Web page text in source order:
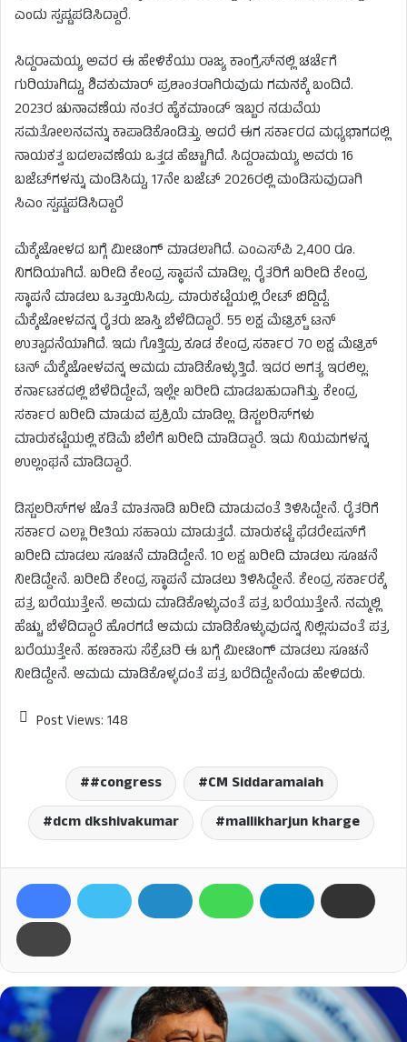
ಎಂದು ಸ್ಪಷ್ಟಪಡಿಸಿದ್ದಾರೆ.
ಸಿದ್ದರಾಮಯ್ಯ ಅವರ ಈ ಹೇಳಿಕೆಯು ರಾಜ್ಯ ಕಾಂಗ್ರೆಸ್‌ನಲ್ಲಿ ಚರ್ಚೆಗೆ
ಗುರಿಯಾಗಿದ್ದು, ಶಿವಕುಮಾರ್ ಪ್ರಶಾಂತರಾಗಿರುವುದು ಗಮನಕ್ಕೆ ಬಂದಿದೆ.
2023ರ ಚುನಾವಣೆಯ ನಂತರ ಹೈಕಮಾಂಡ್ ಇಬ್ಬರ ನಡುವೆಯ
ಸಮತೋಲನವನ್ನು ಕಾಪಾಡಿಕೊಂಡಿತ್ತು. ಆದರೆ ಈಗ ಸರ್ಕಾರದ ಮಧ್ಯಭಾಗದಲ್ಲಿ
ನಾಯಕತ್ವ ಬದಲಾವಣೆಯ ಒತ್ತಡ ಹೆಚ್ಚಾಗಿದೆ. ಸಿದ್ದರಾಮಯ್ಯ ಅವರು 16
ಬಜೆಟ್‌ಗಳನ್ನು ಮಂಡಿಸಿದ್ದು, 17ನೇ ಬಜೆಟ್ 2026ರಲ್ಲಿ ಮಂಡಿಸುವುದಾಗಿ
ಸಿಎಂ ಸ್ಪಷ್ಟಪಡಿಸಿದ್ದಾರೆ
ಮೆಕ್ಕೆಜೋಳದ ಬಗ್ಗೆ ಮೀಟಿಂಗ್ ಮಾಡಲಾಗಿದೆ. ಎಂಎಸ್‌ಪಿ 2,400 ರೂ.
ನಿಗದಿಯಾಗಿದೆ. ಖರೀದಿ ಕೇಂದ್ರ ಸ್ಥಾಪನೆ ಮಾಡಿಲ್ಲ. ರೈತರಿಗೆ ಖರೀದಿ ಕೇಂದ್ರ
ಸ್ಥಾಪನೆ ಮಾಡಲು ಒತ್ತಾಯಿಸಿದ್ರು. ಮಾರುಕಟ್ಟೆಯಲ್ಲಿ ರೇಟ್ ಬಿದ್ದಿದ್ದೆ.
ಮೆಕ್ಕೆಜೋಳವನ್ನ ರೈತರು ಜಾಸ್ತಿ ಬೆಳೆದಿದ್ದಾರೆ. 55 ಲಕ್ಷ ಮೆಟ್ರಿಕ್ಟ್ ಟನ್
ಉತ್ಪಾದನೆಯಾಗಿದೆ. ಇದು ಗೊತ್ತಿದ್ರು ಕೂಡ ಕೇಂದ್ರ ಸರ್ಕಾರ 70 ಲಕ್ಷ ಮೆಟ್ರಿಕ್
ಟನ್ ಮೆಕ್ಕೆಜೋಳವನ್ನ ಆಮದು ಮಾಡಿಕೊಳ್ಳುತ್ತಿದೆ. ಇದರ ಅಗತ್ಯ ಇರಲಿಲ್ಲ.
ಕರ್ನಾಟಕದಲ್ಲಿ ಬೆಳೆದಿದ್ದೇವೆ, ಇಲ್ಲೇ ಖರೀದಿ ಮಾಡಬಹುದಾಗಿತ್ತು. ಕೇಂದ್ರ
ಸರ್ಕಾರ ಖರೀದಿ ಮಾಡುವ ಪ್ರಕ್ರಿಯೆ ಮಾಡಿಲ್ಲ. ಡಿಸ್ಟಲರಿಸ್‌ಗಳು
ಮಾರುಕಟ್ಟೆಯಲ್ಲಿ ಕಡಿಮೆ ಬೆಲೆಗೆ ಖರೀದಿ ಮಾಡಿದ್ದಾರೆ. ಇದು ನಿಯಮಗಳನ್ನ
ಉಲ್ಲಂಘನೆ ಮಾಡಿದ್ದಾರೆ.
ಡಿಸ್ಟಲರಿಸ್‌ಗಳ ಜೊತೆ ಮಾತನಾಡಿ ಖರೀದಿ ಮಾಡುವಂತೆ ತಿಳಿಸಿದ್ದೇನೆ. ರೈತರಿಗೆ
ಸರ್ಕಾರ ಎಲ್ಲಾ ರೀತಿಯ ಸಹಾಯ ಮಾಡುತ್ತದೆ. ಮಾರುಕಟ್ಟೆ ಫೆಡರೇಷನ್‌ಗೆ
ಖರೀದಿ ಮಾಡಲು ಸೂಚನೆ ಮಾಡಿದ್ದೇನೆ. 10 ಲಕ್ಷ ಖರೀದಿ ಮಾಡಲು ಸೂಚನೆ
ನೀಡಿದ್ದೇನೆ. ಖರೀದಿ ಕೇಂದ್ರ ಸ್ಥಾಪನೆ ಮಾಡಲು ತಿಳಿಸಿದ್ದೇನೆ. ಕೇಂದ್ರ ಸರ್ಕಾರಕ್ಕೆ
ಪತ್ರ ಬರೆಯುತ್ತೇನೆ. ಅಮದು ಮಾಡಿಕೊಳ್ಳುವಂತೆ ಪತ್ರ ಬರೆಯುತ್ತೇನೆ. ನಮ್ಮಲ್ಲಿ
ಹೆಚ್ಚು ಬೆಳೆದಿದ್ದಾರೆ ಹೊರಗಡೆ ಆಮದು ಮಾಡಿಕೊಳ್ಳುವುದನ್ನ ನಿಲ್ಲಿಸುವಂತೆ ಪತ್ರ
ಬರೆಯುತ್ತೇನೆ. ಹಣಕಾಸು ಸೆಕ್ರೆಟರಿ ಈ ಬಗ್ಗೆ ಮೀಟಿಂಗ್ ಮಾಡಲು ಸೂಚನೆ
ನೀಡಿದ್ದೇನೆ. ಆಮದು ಮಾಡಿಕೊಳ್ಳದಂತೆ ಪತ್ರ ಬರೆದಿದ್ದೇನೆಂದು ಹೇಳಿದರು.
Post Views: 148
#congress
CM Siddaramaiah
dcm dkshivakumar
mallikharjun kharge